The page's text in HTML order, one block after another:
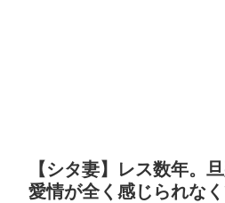
【シタ妻】レス数年。
愛情が全く感じられな